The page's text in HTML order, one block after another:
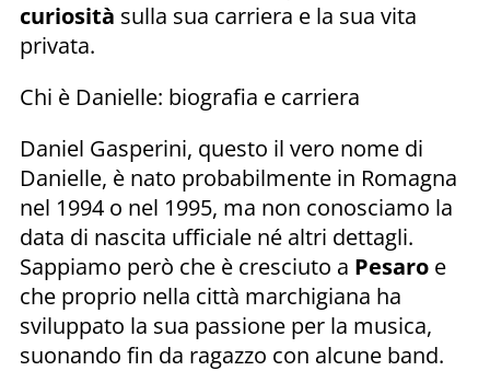
curiosità sulla sua carriera e la sua vita
privata.
Chi è Danielle: biografia e carriera
Daniel Gasperini, questo il vero nome di
Danielle, è nato probabilmente in Romagna
nel 1994 o nel 1995, ma non conosciamo la
data di nascita ufficiale né altri dettagli.
Sappiamo però che è cresciuto a Pesaro e
che proprio nella città marchigiana ha
sviluppato la sua passione per la musica,
suonando fin da ragazzo con alcune band.